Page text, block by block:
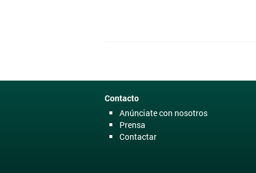
Contacto
Anúnciate con nosotros
Prensa
Contactar